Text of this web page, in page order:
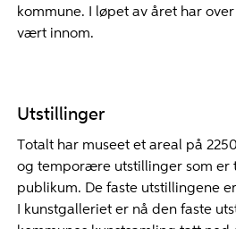
kommune. I løpet av året har
vært innom.
Utstillinger
Totalt har museet et areal på
og temporære utstillinger som er
publikum. De faste utstillingene
I kunstgalleriet er nå den faste